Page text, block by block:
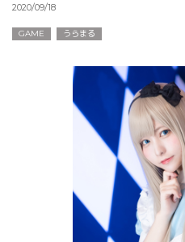
2020/09/18
GAME うらまる